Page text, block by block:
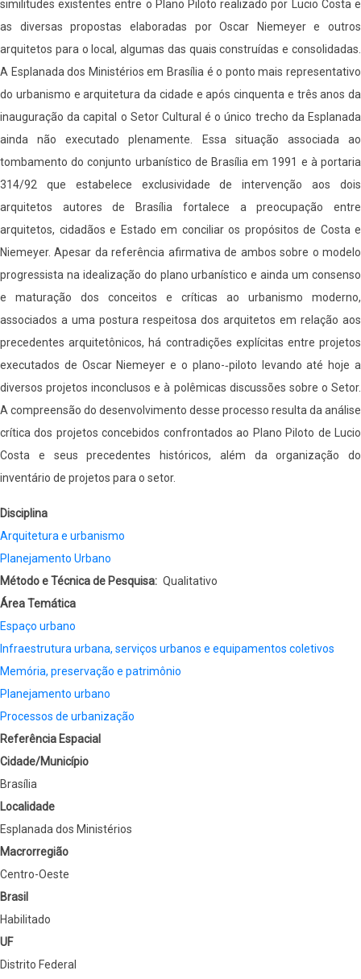
similitudes existentes entre o Plano Piloto realizado por Lucio Costa e
as diversas propostas elaboradas por Oscar Niemeyer e outros
arquitetos para o local, algumas das quais construídas e consolidadas.
A Esplanada dos Ministérios em Brasília é o ponto mais representativo
do urbanismo e arquitetura da cidade e após cinquenta e três anos da
inauguração da capital o Setor Cultural é o único trecho da Esplanada
ainda não executado plenamente. Essa situação associada ao
tombamento do conjunto urbanístico de Brasília em 1991 e à portaria
314/92 que estabelece exclusividade de intervenção aos dois
arquitetos autores de Brasília fortalece a preocupação entre
arquitetos, cidadãos e Estado em conciliar os propósitos de Costa e
Niemeyer. Apesar da referência afirmativa de ambos sobre o modelo
progressista na idealização do plano urbanístico e ainda um consenso
e maturação dos conceitos e críticas ao urbanismo moderno,
associados a uma postura respeitosa dos arquitetos em relação aos
precedentes arquitetônicos, há contradições explícitas entre projetos
executados de Oscar Niemeyer e o plano-­‐piloto levando até hoje a
diversos projetos inconclusos e à polêmicas discussões sobre o Setor.
A compreensão do desenvolvimento desse processo resulta da análise
crítica dos projetos concebidos confrontados ao Plano Piloto de Lucio
Costa e seus precedentes históricos, além da organização do
inventário de projetos para o setor.
Disciplina
Arquitetura e urbanismo
Planejamento Urbano
Método e Técnica de Pesquisa
Qualitativo
Área Temática
Espaço urbano
Infraestrutura urbana, serviços urbanos e equipamentos coletivos
Memória, preservação e patrimônio
Planejamento urbano
Processos de urbanização
Referência Espacial
Cidade/Município
Brasília
Localidade
Esplanada dos Ministérios
Macrorregião
Centro-Oeste
Brasil
Habilitado
UF
Distrito Federal